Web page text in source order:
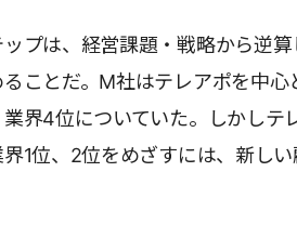
プは、経営課題・戦略から逆
ることだ。M社はテレアポを中
界4位についていた。しかしテ
1位、2位をめざすには、新し